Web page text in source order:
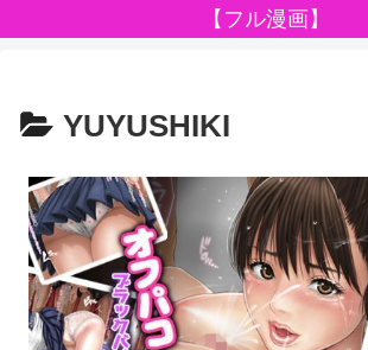
【フル漫画】
YUYUSHIKI